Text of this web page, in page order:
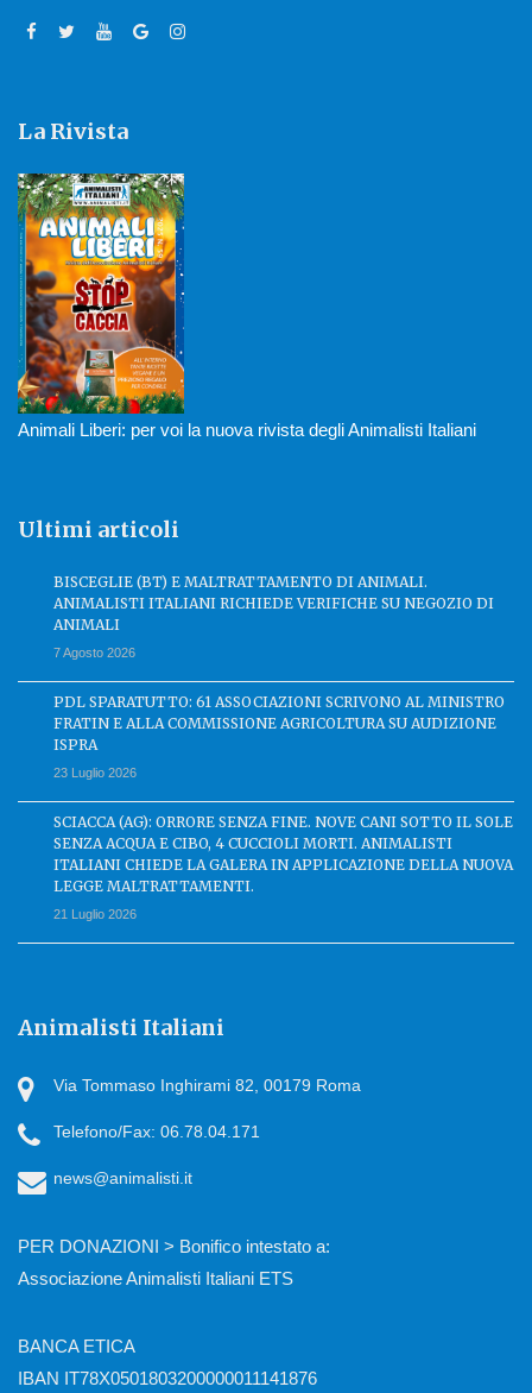
La Rivista
Animali Liberi: per voi la nuova rivista degli Animalisti Italiani
Ultimi articoli
BISCEGLIE (BT) E MALTRATTAMENTO DI ANIMALI.
ANIMALISTI ITALIANI RICHIEDE VERIFICHE SU NEGOZIO DI
ANIMALI
7 Agosto 2026
PDL SPARATUTTO: 61 ASSOCIAZIONI SCRIVONO AL MINISTRO
FRATIN E ALLA COMMISSIONE AGRICOLTURA SU AUDIZIONE
ISPRA
23 Luglio 2026
SCIACCA (AG): ORRORE SENZA FINE. NOVE CANI SOTTO IL SOLE
SENZA ACQUA E CIBO, 4 CUCCIOLI MORTI. ANIMALISTI
ITALIANI CHIEDE LA GALERA IN APPLICAZIONE DELLA NUOVA
LEGGE MALTRATTAMENTI.
21 Luglio 2026
Animalisti Italiani
Via Tommaso Inghirami 82, 00179 Roma
Telefono/Fax: 06.78.04.171
news@animalisti.it
PER DONAZIONI > Bonifico intestato a:
Associazione Animalisti Italiani ETS
BANCA ETICA
IBAN IT78X0501803200000011141876